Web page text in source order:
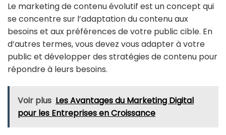
Le marketing de contenu évolutif est un concept qui
se concentre sur l’adaptation du contenu aux
besoins et aux préférences de votre public cible. En
d’autres termes, vous devez vous adapter à votre
public et développer des stratégies de contenu pour
répondre à leurs besoins.
Voir plus Les Avantages du Marketing Digital
pour les Entreprises en Croissance